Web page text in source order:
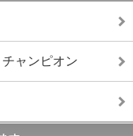
ャンピオン